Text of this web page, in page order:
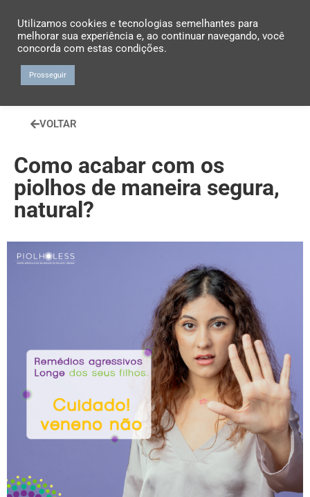
VOLTAR
Como acabar com os
piolhos de maneira segura,
natural?
Utilizamos cookies e tecnologias semelhantes para
melhorar sua experiência e, ao continuar navegando, você
concorda com estas condições.
Prosseguir